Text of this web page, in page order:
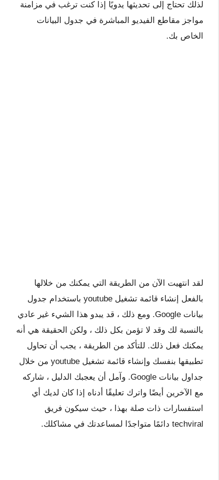
لذلك تحتاج إلى تحديثها يدويًا إذا كنت ترغب في مزامنة
مواجز مقاطع الفيديو المباشرة في جدول البيانات
الخاص بك.
لقد انتهيت الآن من الطريقة التي يمكنك من خلالها
بالفعل إنشاء قائمة تشغيل youtube باستخدام جدول
بيانات Google. ومع ذلك ، قد يبدو هذا الشيء غير عادي
بالنسبة لك وقد لا تؤمن بكل ذلك ، ولكن الحقيقة هي أنه
يمكنك فعل ذلك. للتأكد من الطريقة ، يجب أن تحاول
تطبيقها بنفسك وإنشاء قائمة تشغيل youtube من خلال
جداول بيانات Google. وآمل أن يعجبك الدليل ، شاركه
مع الآخرين أيضًا واترك تعليقًا أدناه إذا كان لديك أي
استفسارات ذات صلة بهذا ، حيث سيكون فريق
techviral دائمًا متواجدًا لمساعدتك في مشاكلك.